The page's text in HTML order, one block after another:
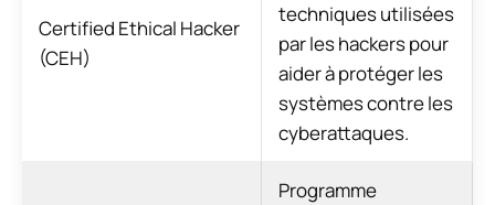
Certified Ethical Hacker
(CEH)
techniques utilisées
par les hackers pour
aider à protéger les
systèmes contre les
cyberattaques.
Programme